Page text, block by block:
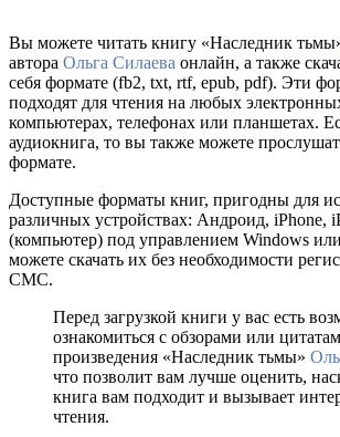
Вы можете читать книгу «Наследник
автора Ольга Силаева онлайн, а также
себя формате (fb2, txt, rtf, epub, pdf). Эти
подходят для чтения на любых
компьютерах, телефонах или планшетах.
аудиокнига, то вы также можете
формате.
Доступные форматы книг, пригодны для
различных устройствах: Андроид, iPhone,
(компьютер) под управлением Windows
можете скачать их без необходимости
СМС.
Перед загрузкой книги у вас есть
ознакомиться с обзорами или
произведения «Наследник тьмы»
что позволит вам лучше оценить,
книга вам подходит и вызывает
чтения.